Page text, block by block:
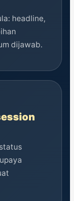
headline,
dijawab.